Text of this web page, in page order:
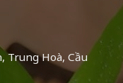
Trung Hoà, Cầu